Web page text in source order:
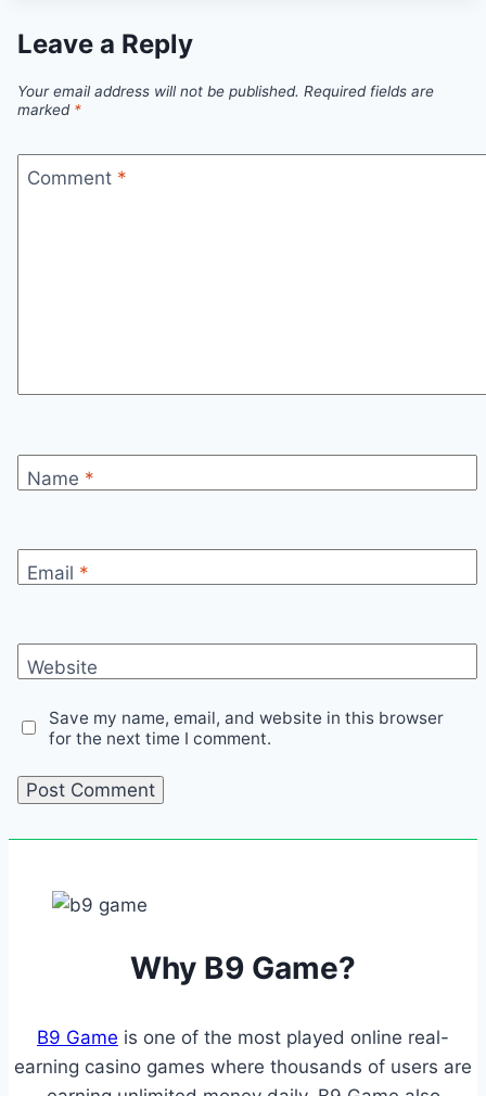
Leave a Reply
Your email address will not be published. Required fields are
marked *
Comment *
Name *
Email *
Website
Save my name, email, and website in this browser
for the next time I comment.
Why B9 Game?
B9 Game is one of the most played online real-
earning casino games where thousands of users are